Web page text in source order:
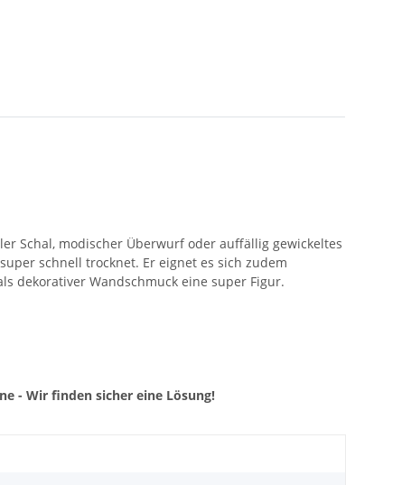
Schal, modischer Überwurf oder auffällig gewickeltes
schnell trocknet. Er eignet es sich zudem
dekorativer Wandschmuck eine super Figur.
- Wir finden sicher eine Lösung!